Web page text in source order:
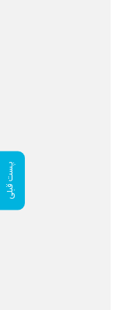
پست قبلی